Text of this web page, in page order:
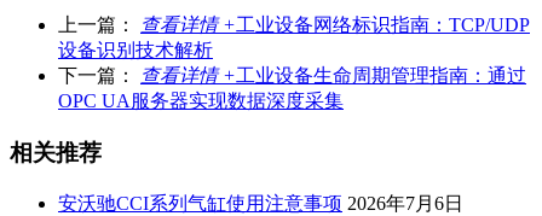
上一篇： 查看详情 +工业设备网络标识指南：TCP/UDP
设备识别技术解析
下一篇：
查看详情 +工业设备生命周期管理指南：通过
OPC UA服务器实现数据深度采集
相关推荐
安沃驰CCI系列气缸使用注意事项 2026年7月6日